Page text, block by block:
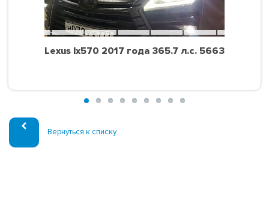
Lexus lx570 2017 года 365.7 л.с. 5663
Вернуться к списку